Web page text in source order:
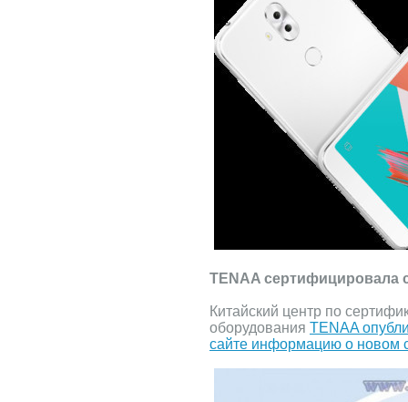
TENAA сертифицировала
Китайский центр по
оборудования TENAA
сайте информацию о новом